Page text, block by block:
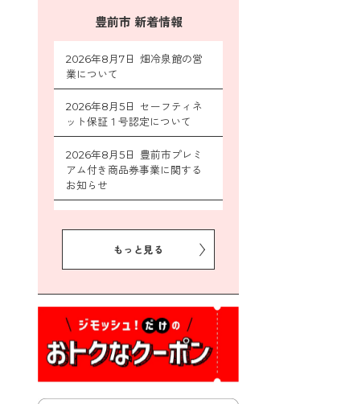
豊前市 新着情報
2026年8月7日 畑冷泉館の営
業について
2026年8月5日 セーフティネ
ット保証１号認定について
2026年8月5日 豊前市プレミ
アム付き商品券事業に関する
お知らせ
ン作戦参加者募集
対抗「福岡駅伝」出場選手募
集！
もっと見る